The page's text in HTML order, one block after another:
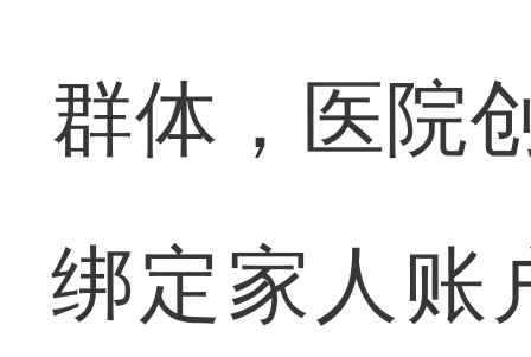
群体，医院
绑定家人账